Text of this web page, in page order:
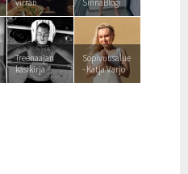
virran
SinnaBlogi
Treenaajan
käsikirja
Sopivuusalue
- Katja Varjo